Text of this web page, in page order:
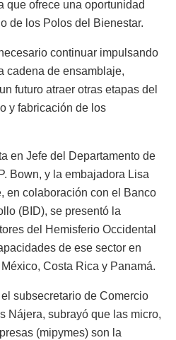
que ofrece una oportunidad
de los Polos del Bienestar.
continuar impulsando
cadena de ensamblaje,
futuro atraer otras etapas del
y fabricación de los
en Jefe del Departamento de
Bown, y la embajadora Lisa
en colaboración con el Banco
(BID), se presentó la
del Hemisferio Occidental
de ese sector en
Costa Rica y Panamá.
subsecretario de Comercio
Nájera, subrayó que las micro,
(mipymes) son la